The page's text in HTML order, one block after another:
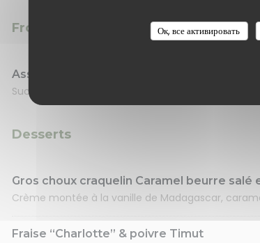
Ок, все активировать
Fromage
Assortiments de fromages « Frescolet »
Sucrine et vinaigrette à la moutarde d’Eure-et-Loir
Desserts
Gros choux craquelin Caramel beurre salé
Crème montée à la vanille de Madagascar,
Fraise “Charlotte” & poivre Timut